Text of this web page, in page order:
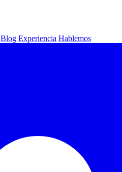
Blog Experiencia Hablemos